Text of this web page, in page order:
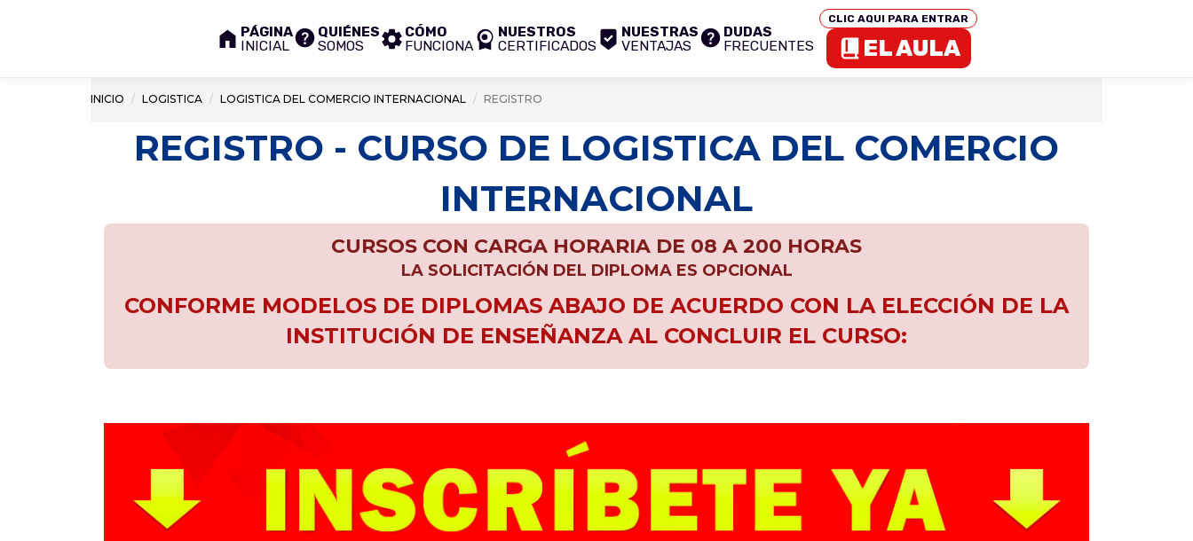
PÁGINA
INICIAL
QUIÉNES
SOMOS
CÓMO
FUNCIONA
NUESTROS
CERTIFICADOS
NUESTRAS
VENTAJAS
DUDAS
FRECUENTES
CLIC AQUI PARA ENTRAR
EL AULA
INICIO LOGISTICA LOGISTICA DEL COMERCIO INTERNACIONAL REGISTRO
REGISTRO - CURSO DE LOGISTICA DEL COMERCIO
INTERNACIONAL
CURSOS CON CARGA HORARIA DE 08 A 200 HORAS
LA SOLICITACIÓN DEL DIPLOMA ES OPCIONAL
CONFORME MODELOS DE DIPLOMAS ABAJO DE ACUERDO CON LA ELECCIÓN DE LA
INSTITUCIÓN DE ENSEÑANZA AL CONCLUIR EL CURSO: